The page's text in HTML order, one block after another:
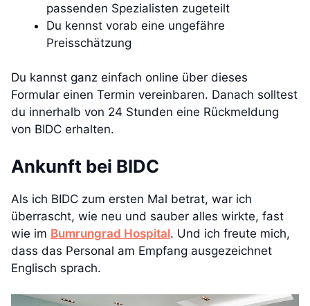
passenden Spezialisten zugeteilt
Du kennst vorab eine ungefähre
Preisschätzung
Du kannst ganz einfach online über dieses
Formular einen Termin vereinbaren. Danach solltest
du innerhalb von 24 Stunden eine Rückmeldung
von BIDC erhalten.
Ankunft bei BIDC
Als ich BIDC zum ersten Mal betrat, war ich
überrascht, wie neu und sauber alles wirkte, fast
wie im Bumrungrad Hospital. Und ich freute mich,
dass das Personal am Empfang ausgezeichnet
Englisch sprach.